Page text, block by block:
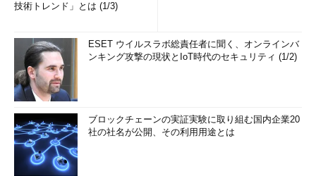
技術トレンド」とは (1/3)
ESET ウイルスラボ総責任者に聞く、オンラインバ
ンキング攻撃の現状とIoT時代のセキュリティ (1/2)
ブロックチェーンの実証実験に取り組む国内企業20
社の社名が公開、その利用用途とは